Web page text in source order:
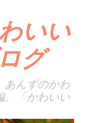
いい
グ
あんずのかわ
。「かわいい